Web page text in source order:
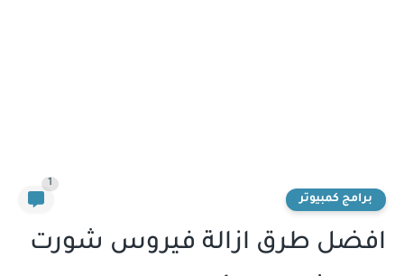
برامج كمبيوتر
1
افضل طرق ازالة فيروس شورت